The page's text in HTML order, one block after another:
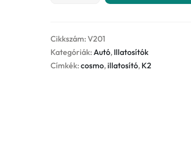
-
illatosító
mennyiség
Cikkszám:V201
Kategóriák:Autó, Illatosítók
Címkék:cosmo, illatosító, K2